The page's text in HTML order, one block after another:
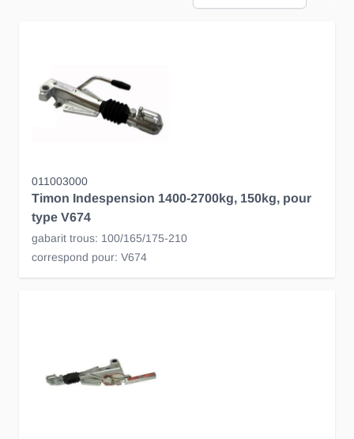
011003000
Timon Indespension 1400-2700kg, 150kg, pour
type V674
gabarit trous: 100/165/175-210
correspond pour: V674